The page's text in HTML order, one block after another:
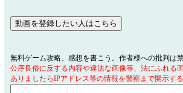
無料ゲーム攻略、感想を書こう。作者様への批判は禁
公序良俗に反する内容や違法な画像等、法にふれる
ありましたらIPアドレス等の情報を警察まで開示す